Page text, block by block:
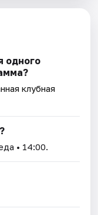
одного
клубная
• 14:00.